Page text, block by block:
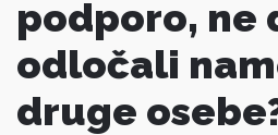
podporo, ne
odločali
druge